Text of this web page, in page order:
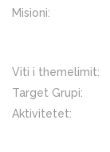
Misioni:
Viti i themelimit:
Target Grupi:
Aktivitetet: